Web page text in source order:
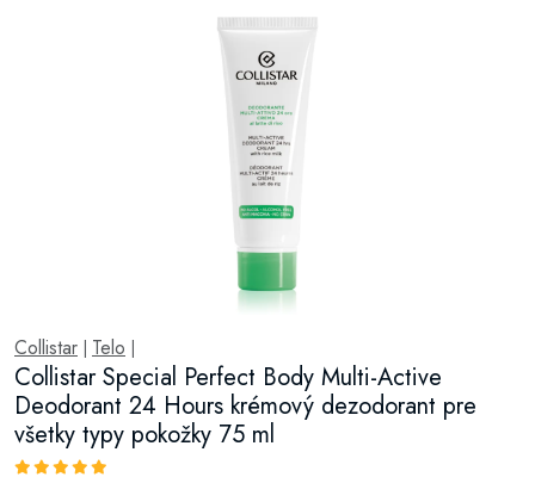
Collistar Telo
Collistar Special Perfect Body Multi-Active
Deodorant 24 Hours krémový dezodorant pre
všetky typy pokožky 75 ml